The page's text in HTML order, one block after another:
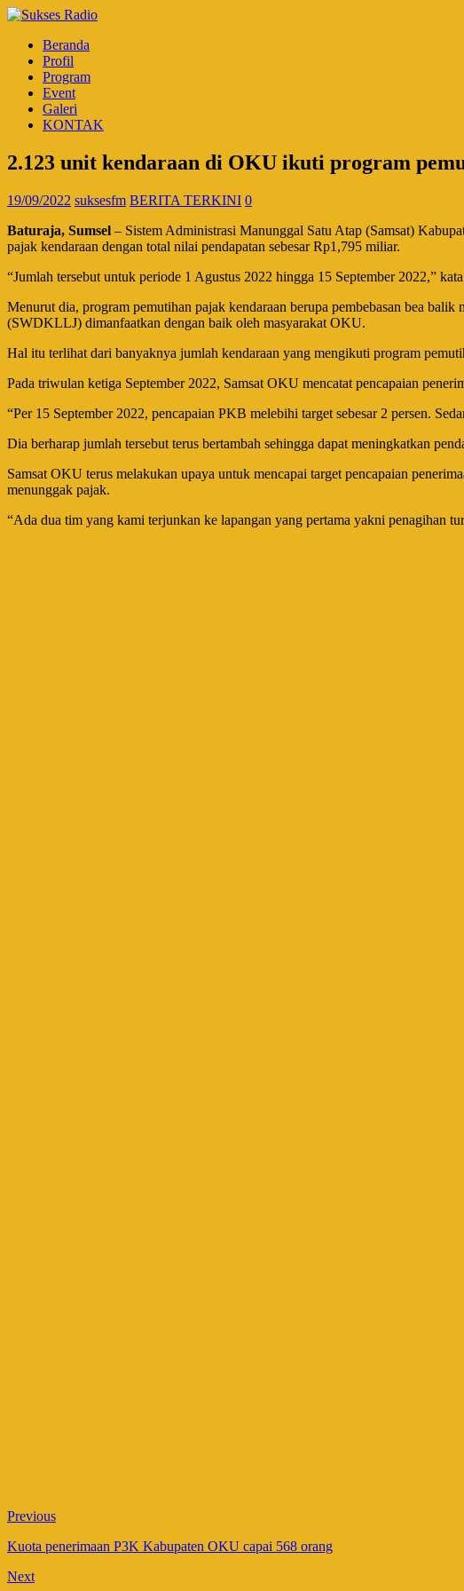
Beranda
Profil
Program
Event
Galeri
KONTAK
2.123 unit kendaraan di OKU ikuti program
19/09/2022 suksesfm BERITA TERKINI 0
Baturaja, Sumsel – Sistem Administrasi Manunggal Satu Atap (Samsat)
pajak kendaraan dengan total nilai pendapatan sebesar Rp1,795 miliar.
“Jumlah tersebut untuk periode 1 Agustus 2022 hingga 15 September 2022,”
Menurut dia, program pemutihan pajak kendaraan berupa pembebasan bea
(SWDKLLJ) dimanfaatkan dengan baik oleh masyarakat OKU.
Hal itu terlihat dari banyaknya jumlah kendaraan yang mengikuti program
Pada triwulan ketiga September 2022, Samsat OKU mencatat pencapaian
“Per 15 September 2022, pencapaian PKB melebihi target sebesar 2 persen.
Dia berharap jumlah tersebut terus bertambah sehingga dapat meningkatkan
Samsat OKU terus melakukan upaya untuk mencapai target pencapaian
menunggak pajak.
“Ada dua tim yang kami terjunkan ke lapangan yang pertama yakni penagihan
Previous
Kuota penerimaan P3K Kabupaten OKU capai 568 orang
Next